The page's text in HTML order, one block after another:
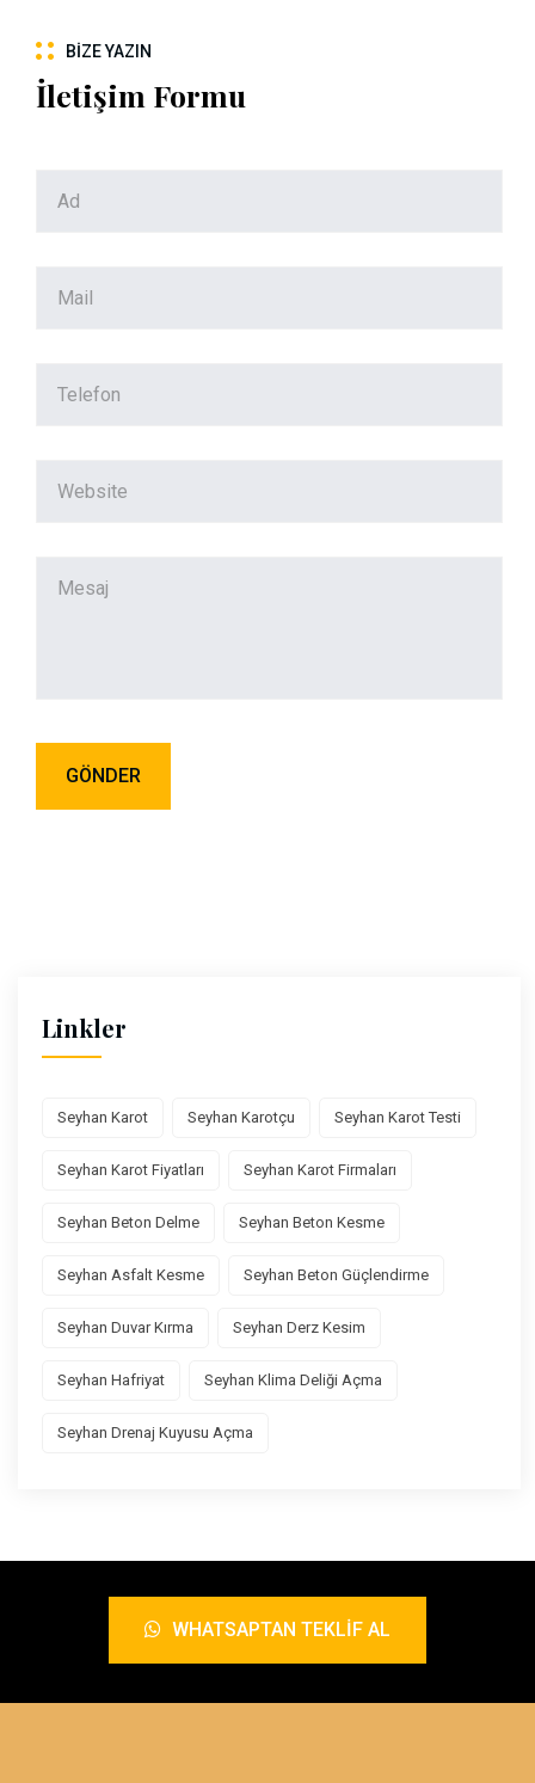
BIZE YAZIN
İletişim Formu
Linkler
Seyhan Karot Seyhan Karotçu Seyhan Karot Testi
Seyhan Karot Fiyatları Seyhan Karot Firmaları
Seyhan Beton Delme Seyhan Beton Kesme
Seyhan Asfalt Kesme Seyhan Beton Güçlendirme
Seyhan Duvar Kırma Seyhan Derz Kesim
Seyhan Hafriyat Seyhan Klima Deliği Açma
Seyhan Drenaj Kuyusu Açma
WHATSAPTAN TEKLIF AL